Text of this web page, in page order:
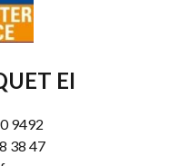
EI
9492
38 47